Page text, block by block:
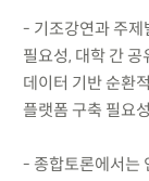
- 기조강연과 주제
필요성, 대학 간
데이터 기반 순환
플랫폼 구축 필요
- 종합토론에서는